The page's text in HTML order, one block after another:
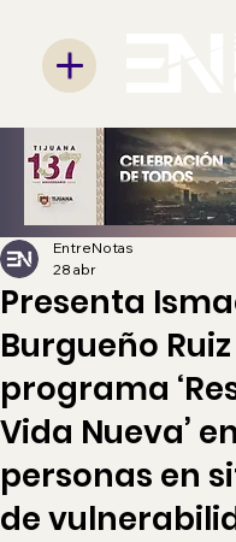
Presenta
Burgueño Ruiz
programa
Vida Nueva’
personas en
de
EntreNotas
28 abr